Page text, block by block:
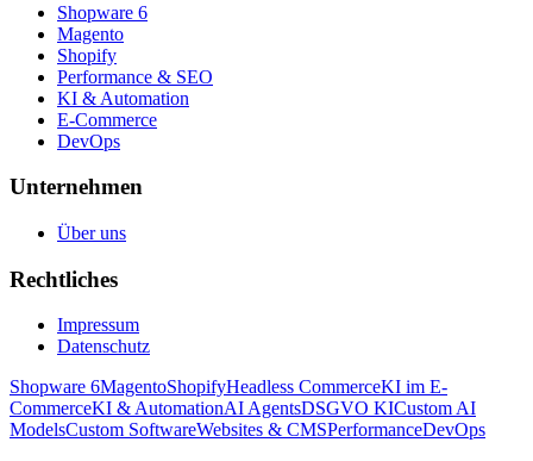
Shopware 6
Magento
Shopify
Performance & SEO
KI & Automation
E-Commerce
DevOps
Unternehmen
Über uns
Rechtliches
Impressum
Datenschutz
Shopware 6MagentoShopifyHeadless CommerceKI im E-
CommerceKI & AutomationAI AgentsDSGVO KICustom AI
ModelsCustom SoftwareWebsites & CMSPerformanceDevOps